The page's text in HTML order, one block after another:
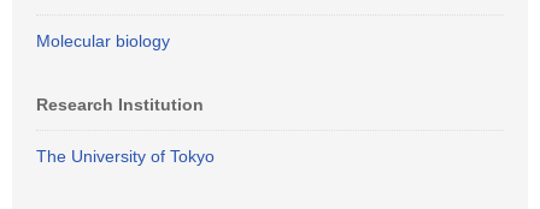
Molecular biology
Research Institution
The University of Tokyo